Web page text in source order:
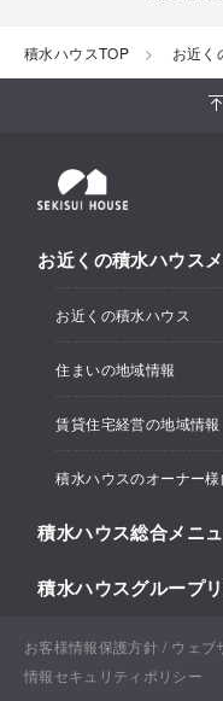
積水ハウスTOP お近く
お近くの積水ハウス
お近くの積水ハウス
お近くの積水ハウ
住まいの地域情報
イベント情報
住宅展示場・ショ
分譲住宅・土地
戸建住宅
賃貸住宅経営の地域情報
イベント情報
支店・事業所情報
賃貸住宅経営（シ
土地活用
積水ハウスのオーナー
カスタマーズセン
リフォーム
Netオーナーズク
積水ハウス総合メニ
住まい
戸建住宅
土地活用
積水ハウスグループ
積水ハウス ノイエ株式
お客様情報保護方針
ウェブ
情報セキュリティポリシー